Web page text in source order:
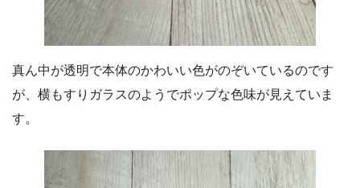
真ん中が透明で本体のかわいい色がのぞいているのです
が、横もすりガラスのようでポップな色味が見えていま
す。